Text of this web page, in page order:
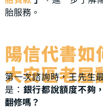
胎服務。
陽信代書如
大安區老屋
第一次諮詢時，王先生
是： 銀行都說額度不夠
翻修嗎？